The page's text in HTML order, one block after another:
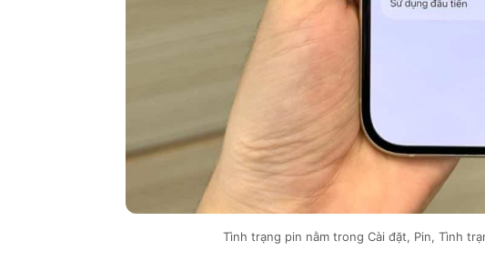
Tình trạng pin nằm trong Cài đặt, Pin, Tình